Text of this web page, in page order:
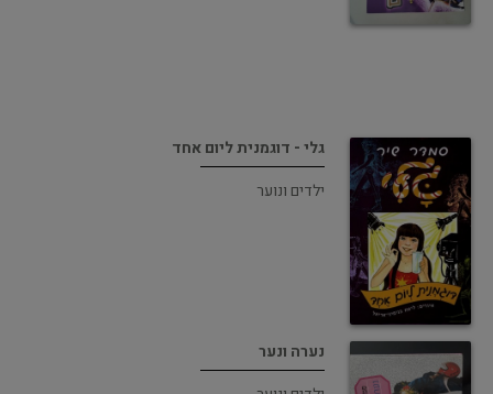
גלי - דוגמנית ליום אחד
ילדים ונוער
נערה ונער